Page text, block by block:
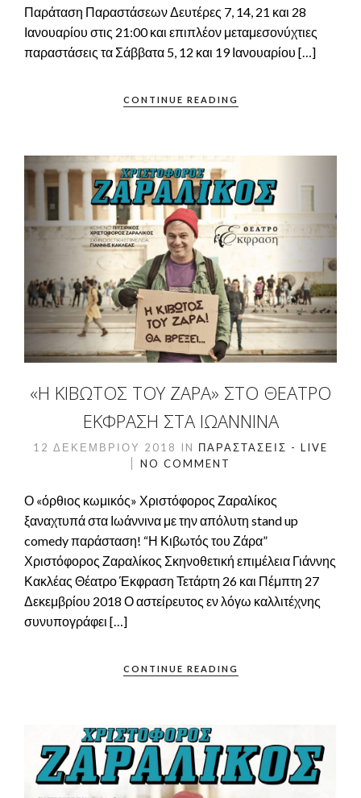
Παράταση Παραστάσεων Δευτέρες 7, 14, 21 και 28
Ιανουαρίου στις 21:00 και επιπλέον μεταμεσονύχτιες
παραστάσεις τα Σάββατα 5, 12 και 19 Ιανουαρίου […]
CONTINUE READING
«Η ΚΙΒΩΤΟΣ ΤΟΥ ΖΑΡΑ» ΣΤΟ ΘΈΑΤΡΟ
ΈΚΦΡΑΣΗ ΣΤΑ ΙΩΆΝΝΙΝΑ
12 ΔΕΚΕΜΒΡΊΟΥ 2018 IN ΠΑΡΑΣΤΆΣΕΙΣ - LIVE
NO COMMENT
Ο «όρθιος κωμικός» Χριστόφορος Ζαραλίκος
ξαναχτυπά στα Ιωάννινα με την απόλυτη stand up
comedy παράσταση! “Η Κιβωτός του Ζάρα”
Χριστόφορος Ζαραλίκος Σκηνοθετική επιμέλεια Γιάννης
Κακλέας Θέατρο Έκφραση Τετάρτη 26 και Πέμπτη 27
Δεκεμβρίου 2018 Ο αστείρευτος εν λόγω καλλιτέχνης
συνυπογράφει […]
CONTINUE READING